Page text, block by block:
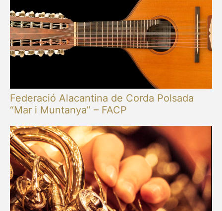
Federació Alacantina de Corda Polsada
“Mar i Muntanya” – FACP